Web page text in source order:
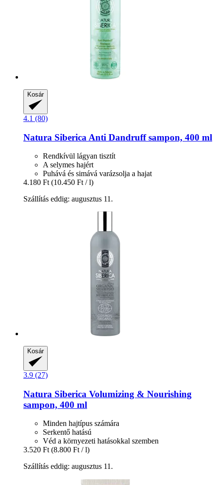
Kosár
4.1 (80)
Natura Siberica Anti Dandruff sampon, 400 ml
Rendkívül lágyan tisztít
A selymes hajért
Puhává és simává varázsolja a hajat
4.180 Ft (10.450 Ft / l)
Szállítás eddig: augusztus 11.
Kosár
3.9 (27)
Natura Siberica Volumizing & Nourishing
sampon, 400 ml
Minden hajtípus számára
Serkentő hatású
Véd a környezeti hatásokkal szemben
3.520 Ft (8.800 Ft / l)
Szállítás eddig: augusztus 11.